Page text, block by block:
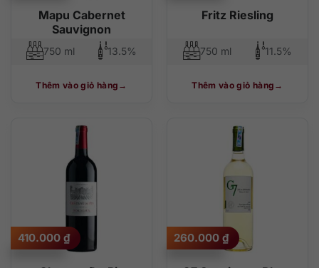
Mapu Cabernet
Sauvignon
750 ml 13.5%
Thêm vào giỏ hàng
Fritz Riesling
750 ml 11.5%
Thêm vào giỏ hàng
410.000 ₫ 260.000 ₫